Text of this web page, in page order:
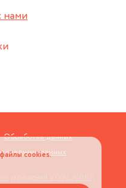
нами
Обработка данных
данных
файлы cookies.